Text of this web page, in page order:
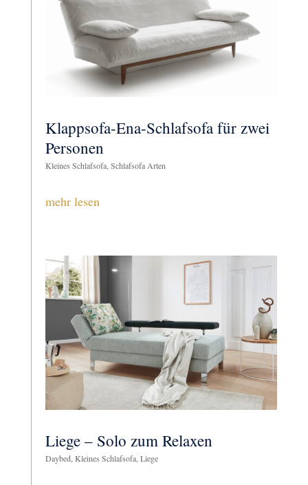
Klappsofa-Ena-Schlafsofa für zwei
Personen
Kleines Schlafsofa, Schlafsofa Arten
mehr lesen
Liege – Solo zum Relaxen
Daybed,Kleines Schlafsofa,Liege